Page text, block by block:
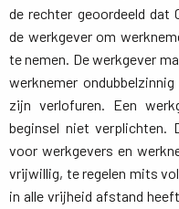
de rechter geoordeeld dat
de werkgever om
te nemen. De werkgever
werknemer
zijn verlofuren. Een
beginsel niet verplichten.
voor werkgevers en
vrijwillig, te regelen mits
in alle vrijheid afstand